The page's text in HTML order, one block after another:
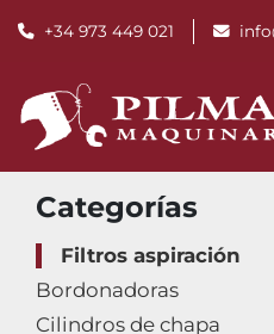
+34 973 449 021
Categorías
Filtros aspiración
Bordonadoras
Cilindros de chapa